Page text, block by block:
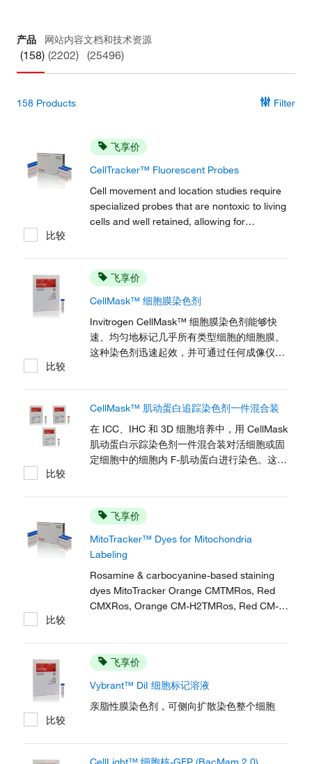
产品
(158)
网站内容
(2202)
文档和技术资源
(25496)
158 Products Filter
飞享价
CellTracker™ Fluorescent Probes
Cell movement and location studies require
specialized probes that are nontoxic to living
cells and well retained, allowing for
of fluorescent colors to match instrument
lasers and filters, and to accommodate...
比较
飞享价
CellMask™ 细胞膜染色剂
Invitrogen CellMask™ 细胞膜染色剂能够快
速、均匀地标记几乎所有类型细胞的细胞膜。
这种染色剂迅速起效，并可通过任何成像仪器
胞动态研究提供了足够的时间。该染料可固
定，但不可透化。
比较
CellMask™ 肌动蛋白追踪染色剂一件混合装
在 ICC、IHC 和 3D 细胞培养中，用 CellMask
肌动蛋白示踪染色剂一件混合装对活细胞或固
定细胞中的细胞内 F-肌动蛋白进行染色。这些
有可检测到的影响。
比较
飞享价
MitoTracker™ Dyes for Mitochondria
Labeling
Rosamine & carbocyanine-based staining
dyes MitoTracker Orange CMTMRos, Red
CMXRos, Orange CM-H2TMRos, Red CM-
fluorescent imaging.
比较
飞享价
Vybrant™ DiI 细胞标记溶液
亲脂性膜染色剂，可侧向扩散染色整个细胞
比较